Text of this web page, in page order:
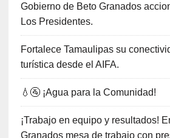
Gobierno de Beto Granados
Los Presidentes.
Fortalece Tamaulipas su
turística desde el AIFA.
💧🚰 ¡Agua para la Comunidad!
¡Trabajo en equipo y resultados!
Granados mesa de trabajo con